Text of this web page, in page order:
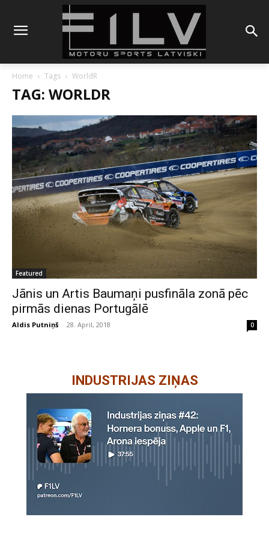
Home Tags WorldR
TAG: WORLDR
Featured
Jānis un Artis Baumaņi pusfināla zonā pēc
pirmās dienas Portugālē
Aldis Putniņš - 28. April, 2018 0
INDUSTRIJAS ZIŅAS